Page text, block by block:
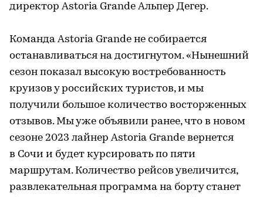
директор Astoria Grande Альпер Дегер.
Команда Astoria Grande не собирается
останавливаться на достигнутом. «Нынешний
сезон показал высокую востребованность
круизов у российских туристов, и мы
получили большое количество восторженных
отзывов. Мы уже объявили ранее, что в новом
сезоне 2023 лайнер Astoria Grande вернется
в Сочи и будет курсировать по пяти
маршрутам. Количество рейсов увеличится,
развлекательная программа на борту станет